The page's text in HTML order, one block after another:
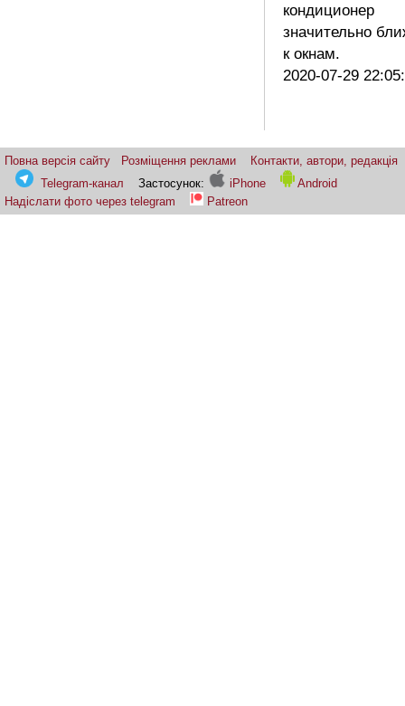
кондиционер
значительно
к окнам.
2020-07-29
Повна версія сайту Розміщення реклами
Контакти, автори, редакція
Telegram-канал
Застосунок: iPhone
Android
Надіслати фото через telegram
Patreon